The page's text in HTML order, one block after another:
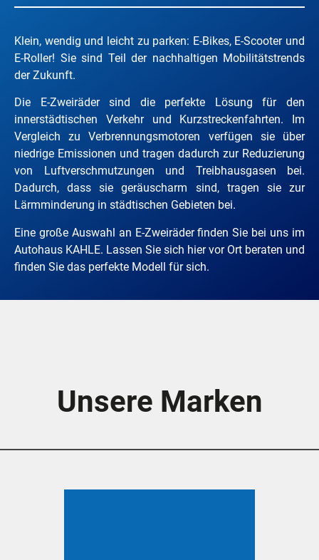
Klein, wendig und leicht zu parken: E-Bikes, E-Scooter und
E-Roller! Sie sind Teil der nachhaltigen Mobilitätstrends
der Zukunft.
Die E-Zweiräder sind die perfekte Lösung für den
innerstädtischen Verkehr und Kurzstreckenfahrten. Im
Vergleich zu Verbrennungsmotoren verfügen sie über
niedrige Emissionen und tragen dadurch zur Reduzierung
von Luftverschmutzungen und Treibhausgasen bei.
Dadurch, dass sie geräuscharm sind, tragen sie zur
Lärmminderung in städtischen Gebieten bei.
Eine große Auswahl an E-Zweiräder finden Sie bei uns im
Autohaus KAHLE. Lassen Sie sich hier vor Ort beraten und
finden Sie das perfekte Modell für sich.
Unsere Marken